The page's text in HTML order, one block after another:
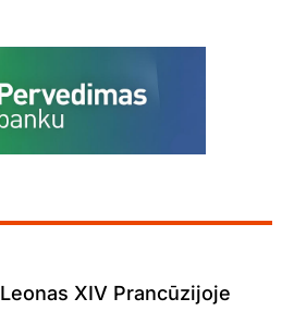
Leonas XIV Prancūzijoje